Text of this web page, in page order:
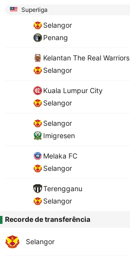
Superliga
Selangor
Penang
Kelantan The Real Warriors
Selangor
Kuala Lumpur City
Selangor
Selangor
Imigresen
Melaka FC
Selangor
Terengganu
Selangor
Recorde de transferência
Selangor